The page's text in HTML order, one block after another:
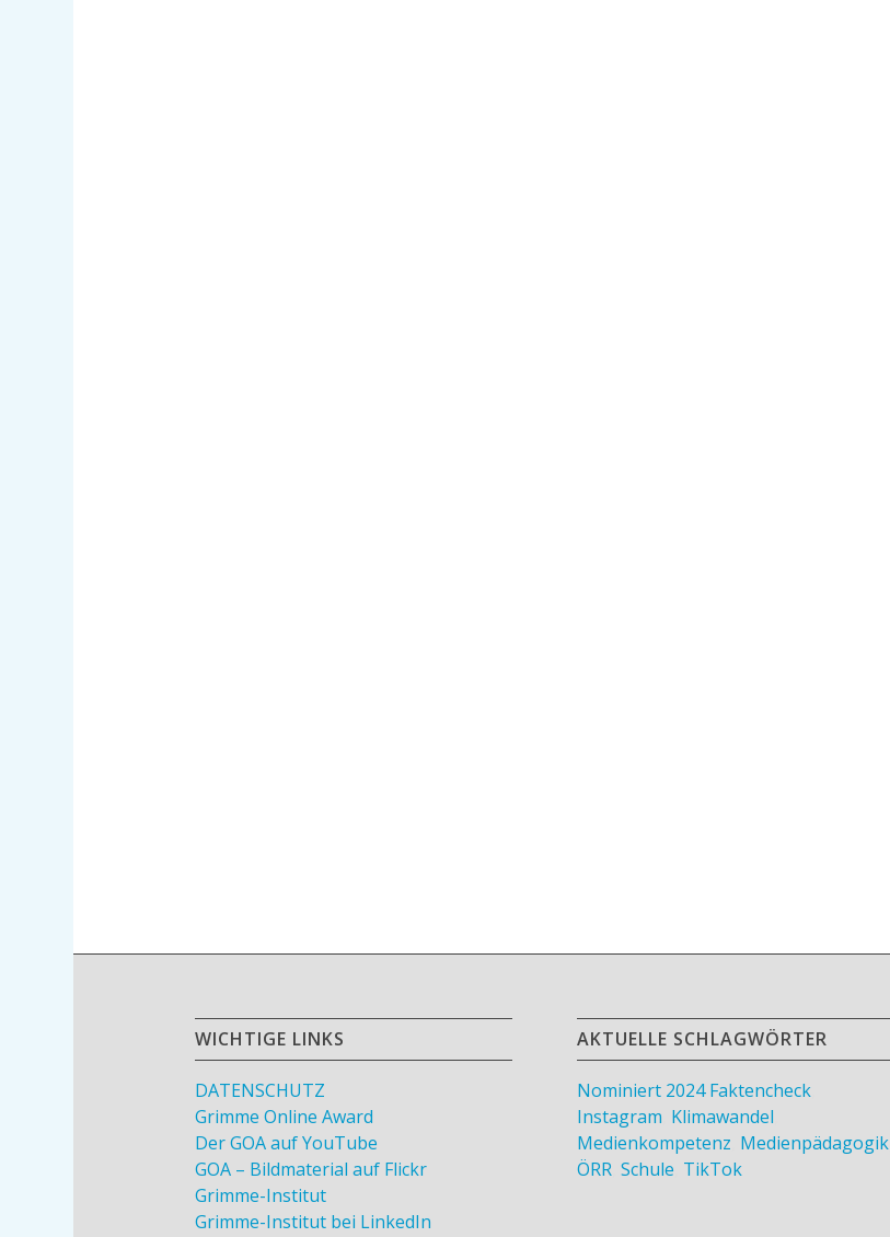
WICHTIGE LINKS
DATENSCHUTZ
Grimme Online Award
Der GOA auf YouTube
GOA – Bildmaterial auf Flickr
Grimme-Institut
Grimme-Institut bei LinkedIn
AKTUELLE SCHLAGWÖRTER
Nominiert 2024 Faktencheck,
Instagram Klimawandel
Medienkompetenz Medienpädagogik,
ÖRR, Schule TikTok